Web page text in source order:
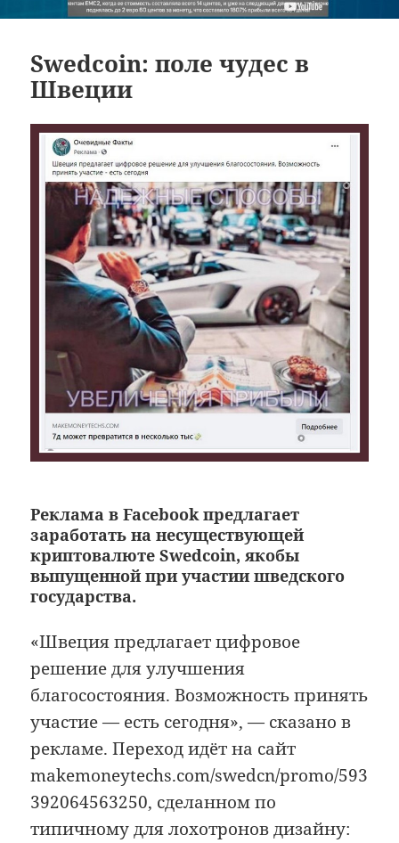
Swedcoin: поле чудес в
Швеции
Реклама в Facebook предлагает
заработать на несуществующей
криптовалюте Swedcoin, якобы
выпущенной при участии шведского
государства.
«Швеция предлагает цифровое
решение для улучшения
благосостояния. Возможность принять
участие — есть сегодня», — сказано в
рекламе. Переход идёт на сайт
makemoneytechs.com/swedcn/promo/593
392064563250, сделанном по
типичному для лохотронов дизайну: